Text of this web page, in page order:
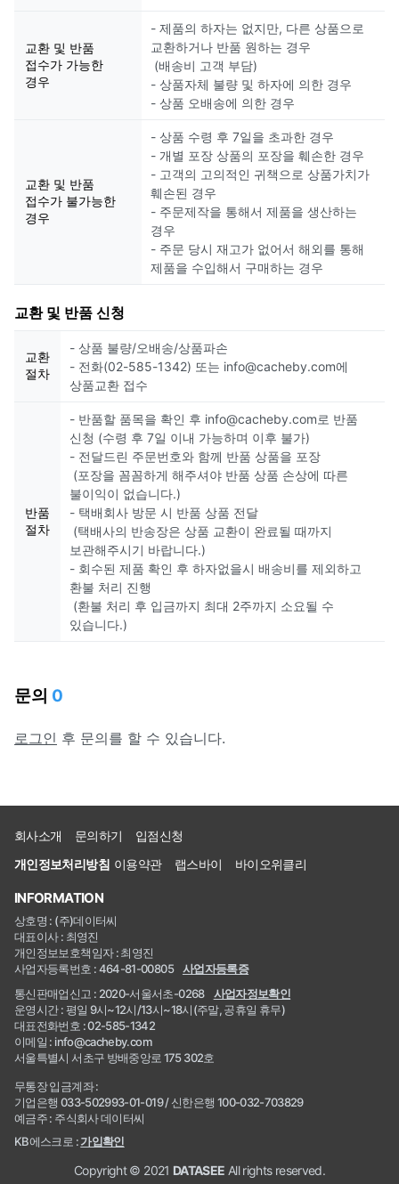
교환 및 반품
접수가 가능한
경우
- 제품의 하자는 없지만, 다른 상품으로
교환하거나 반품 원하는 경우
(배송비 고객 부담)
- 상품자체 불량 및 하자에 의한 경우
- 상품 오배송에 의한 경우
교환 및 반품
접수가 불가능한
경우
- 상품 수령 후 7일을 초과한 경우
- 개별 포장 상품의 포장을 훼손한 경우
- 고객의 고의적인 귀책으로 상품가치가
훼손된 경우
- 주문제작을 통해서 제품을 생산하는
경우
- 주문 당시 재고가 없어서 해외를 통해
제품을 수입해서 구매하는 경우
교환 및 반품 신청
교환
절차
- 상품 불량/오배송/상품파손
- 전화(02-585-1342) 또는 info@cacheby.com에
상품교환 접수
반품
절차
- 반품할 품목을 확인 후 info@cacheby.com로 반품
신청 (수령 후 7일 이내 가능하며 이후 불가)
- 전달드린 주문번호와 함께 반품 상품을 포장
(포장을 꼼꼼하게 해주셔야 반품 상품 손상에 따른
불이익이 없습니다.)
- 택배회사 방문 시 반품 상품 전달
(택배사의 반송장은 상품 교환이 완료될 때까지
보관해주시기 바랍니다.)
- 회수된 제품 확인 후 하자없을시 배송비를 제외하고
환불 처리 진행
(환불 처리 후 입금까지 최대 2주까지 소요될 수
있습니다.)
문의 0
로그인 후 문의를 할 수 있습니다.
회사소개 문의하기
입점신청
개인정보처리방침 이용약관 랩스바이 바이오위클리
INFORMATION
상호명 : (주)데이터씨
대표이사 : 최영진
개인정보보호책임자 : 최영진
사업자등록번호 : 464-81-00805
사업자등록증
통신판매업신고 : 2020-서울서초-0268
사업자정보확인
운영시간 : 평일 9시~12시/13시~18시(주말, 공휴일 휴무)
대표전화번호 : 02-585-1342
이메일 : info@cacheby.com
서울특별시 서초구 방배중앙로 175 302호
무통장 입금계좌 :
기업은행 033-502993-01-019 / 신한은행 100-032-703829
예금주 : 주식회사 데이터씨
KB에스크로 :가입확인
Copyright © 2021 DATASEE All rights reserved.